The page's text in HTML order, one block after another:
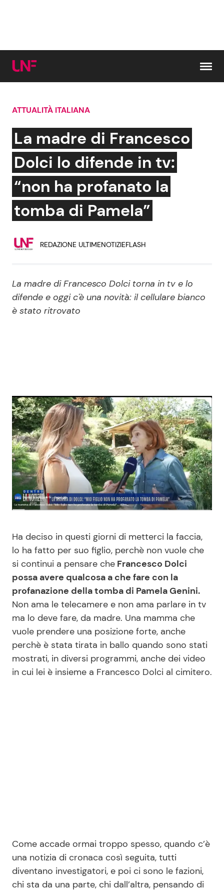
Cerca:
News e Cronaca
Attualità Italiana
Dal Mondo
Politica
Gossip e TV
Bellezze VIP
Coppie VIP
Reality e Talent
News Musica
News Spettacolo
Benessere
Casa
Mondo Mamma
News benessere
Salute
Viaggi e Turismo
Festività
Cucina e Ricette
Consigli di Cucina
Le Ricette in TV
Primi Piatti
Ricette Facili e Veloci
Ricette Feste
Ricette per Bambini
Contattaci
Pubblicità
Privacy Policy
ATTUALITÀ ITALIANA
La madre di Francesco
Dolci lo difende in tv:
“non ha profanato la
tomba di Pamela”
REDAZIONE ULTIMENOTIZIEFLASH
La madre di Francesco Dolci torna in tv e lo
difende e oggi c'è una novità: il cellulare bianco
è stato ritrovato
Ha deciso in questi giorni di metterci la faccia,
lo ha fatto per suo figlio, perchè non vuole che
si continui a pensare che Francesco Dolci
possa avere qualcosa a che fare con la
profanazione della tomba di Pamela Genini.
Non ama le telecamere e non ama parlare in tv
ma lo deve fare, da madre. Una mamma che
vuole prendere una posizione forte, anche
perchè è stata tirata in ballo quando sono stati
mostrati, in diversi programmi, anche dei video
in cui lei è insieme a Francesco Dolci al cimitero.
Come accade ormai troppo spesso, quando c’è
una notizia di cronaca così seguita, tutti
diventano investigatori, e poi ci sono le fazioni,
chi sta da una parte, chi dall’altra, pensando di